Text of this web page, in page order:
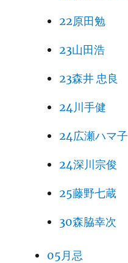
22原田勉
23山田浩
23森井 忠良
24川手健
24広瀬ハマ子
24深川宗俊
25藤野七蔵
30森脇幸次
05月忌